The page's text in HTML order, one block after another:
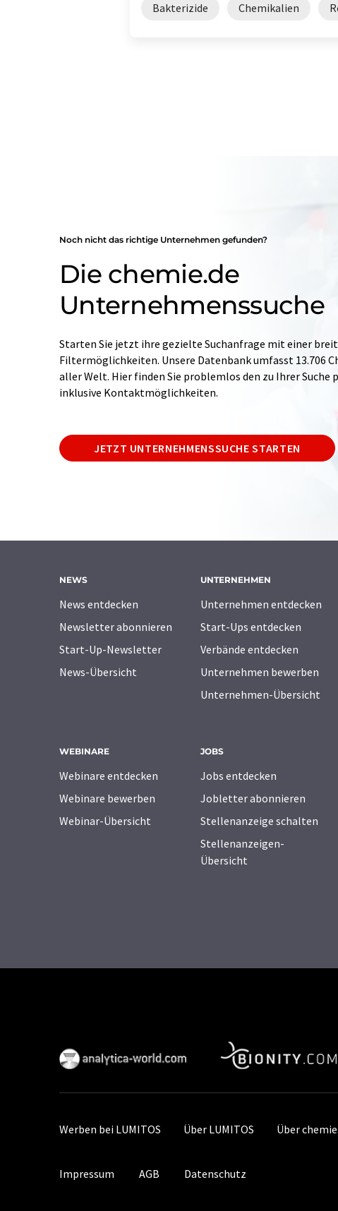
Bakterizide Chemikalien
Noch nicht das richtige Unternehmen gefunden?
Die chemie.de
Unternehmenssuche
Starten Sie jetzt ihre gezielte Suchanfrage mit einer
Filtermöglichkeiten. Unsere Datenbank umfasst 13.706
aller Welt. Hier finden Sie problemlos den zu Ihrer Suche
inklusive Kontaktmöglichkeiten.
JETZT UNTERNEHMENSSUCHE STARTEN
NEWS
News entdecken
Newsletter abonnieren
Start-Up-Newsletter
News-Übersicht
UNTERNEHMEN
Unternehmen entdecken
Start-Ups entdecken
Verbände entdecken
Unternehmen bewerben
Unternehmen-Übersicht
WEBINARE
Webinare entdecken
Webinare bewerben
Webinar-Übersicht
JOBS
Jobs entdecken
Jobletter abonnieren
Stellenanzeige schalten
Stellenanzeigen-
Übersicht
Werben bei LUMITOS Über LUMITOS Über
Impressum AGB Datenschutz